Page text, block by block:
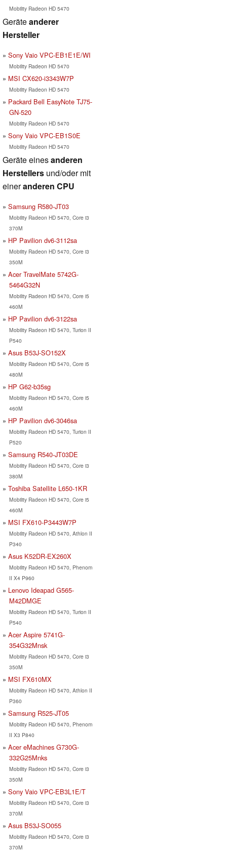
Mobility Radeon HD 5470
Geräteanderer
Hersteller
Sony Vaio VPC-EB1E1E/WI
Mobility Radeon HD 5470
MSI CX620-i3343W7P
Mobility Radeon HD 5470
Packard Bell EasyNote TJ75-
GN-520
Mobility Radeon HD 5470
Sony Vaio VPC-EB1S0E
Mobility Radeon HD 5470
Geräte einesanderen
Herstellers und/oder mit
eineranderen CPU
Samsung R580-JT03
Mobility Radeon HD 5470, Core i3
370M
HP Pavilion dv6-3112sa
Mobility Radeon HD 5470, Core i3
350M
Acer TravelMate 5742G-
5464G32N
Mobility Radeon HD 5470, Core i5
460M
HP Pavilion dv6-3122sa
Mobility Radeon HD 5470, Turion II
P540
Asus B53J-SO152X
Mobility Radeon HD 5470, Core i5
480M
HP G62-b35sg
Mobility Radeon HD 5470, Core i5
460M
HP Pavilion dv6-3046sa
Mobility Radeon HD 5470, Turion II
P520
Samsung R540-JT03DE
Mobility Radeon HD 5470, Core i3
380M
Toshiba Satellite L650-1KR
Mobility Radeon HD 5470, Core i5
460M
MSI FX610-P3443W7P
Mobility Radeon HD 5470, Athlon II
P340
Asus K52DR-EX260X
Mobility Radeon HD 5470, Phenom
II X4 P960
Lenovo Ideapad G565-
M42DMGE
Mobility Radeon HD 5470, Turion II
P540
Acer Aspire 5741G-
354G32Mnsk
Mobility Radeon HD 5470, Core i3
350M
MSI FX610MX
Mobility Radeon HD 5470, Athlon II
P360
Samsung R525-JT05
Mobility Radeon HD 5470, Phenom
II X3 P840
Acer eMachines G730G-
332G25Mnks
Mobility Radeon HD 5470, Core i3
350M
Sony Vaio VPC-EB3L1E/T
Mobility Radeon HD 5470, Core i3
370M
Asus B53J-SO055
Mobility Radeon HD 5470, Core i3
370M